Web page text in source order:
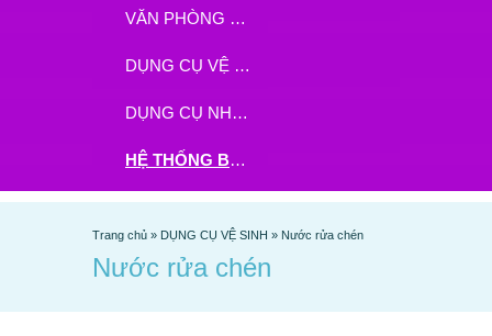
VĂN PHÒNG PHẨM
DỤNG CỤ VỆ SINH
DỤNG CỤ NHÀ BẾP
HỆ THỐNG BHX - TGDĐ ĐẶT HÀNG TẠI ĐÂY
Trang chủ » DỤNG CỤ VỆ SINH » Nước rửa chén
Nước rửa chén